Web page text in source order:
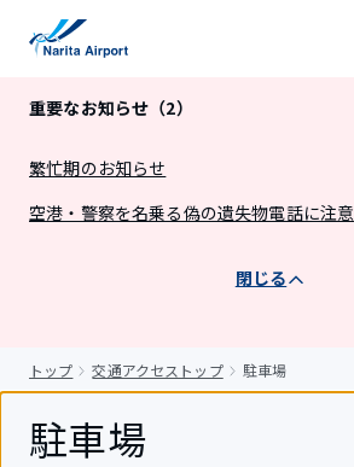
重要なお知らせ（2）
繁忙期のお知らせ
空港・警察を名乗る偽の遺失物電話に注意
閉じる
トップ 交通アクセストップ 駐車場
駐車場